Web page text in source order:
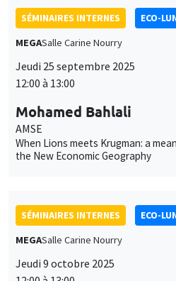
SÉMINAIRES INTERNES
ECO-
MEGASalle Carine Nourry
Jeudi 25 septembre 2025
12:00 à 13:00
Mohamed Bahlali
AMSE
When Lions meets Krugman: a
the New Economic Geography
SÉMINAIRES INTERNES
ECO-
MEGASalle Carine Nourry
Jeudi 9 octobre 2025